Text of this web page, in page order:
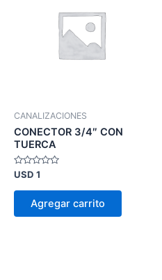
CANALIZACIONES
CONECTOR 3/4″ CON
TUERCA
Valorado
0
USD 1
Agregar carrito